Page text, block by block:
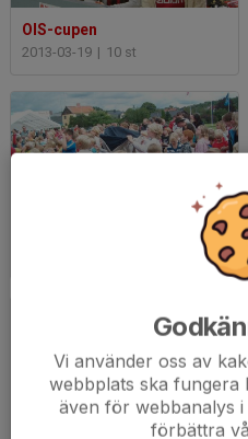
OIS-cupen
2013-03-19 | 10 st
Vi använder oss av
webbplats ska fungera
även för webbanalys
förbättra